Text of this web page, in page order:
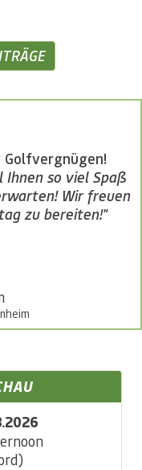
Ihnen so viel Spaß
Wir freuen
zu bereiten!"